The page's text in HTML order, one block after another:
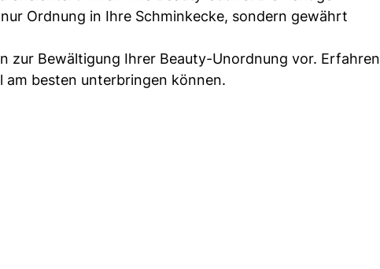
Ordnung in Ihre Schminkecke, sondern gewährt
zur Bewältigung Ihrer Beauty-Unordnung vor. Erfahren
am besten unterbringen können.